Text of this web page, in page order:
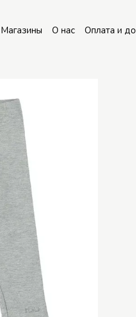
Магазины О нас Оплата и